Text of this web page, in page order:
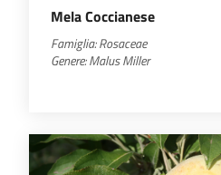
Mela Coccianese
Famiglia: Rosaceae
Genere:MalusMiller